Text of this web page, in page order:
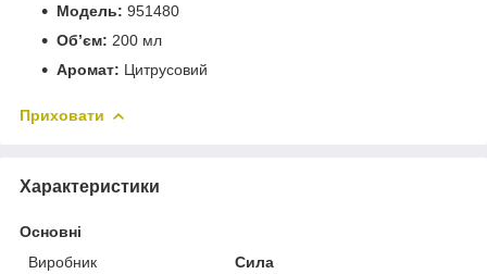
Модель: 951480
Об’єм: 200 мл
Аромат: Цитрусовий
Приховати
Характеристики
Основні
Виробник
Сила